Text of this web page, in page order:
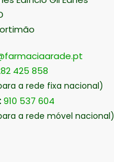
425 858
a rede fixa nacional)
910 537 604
a rede móvel nacional)